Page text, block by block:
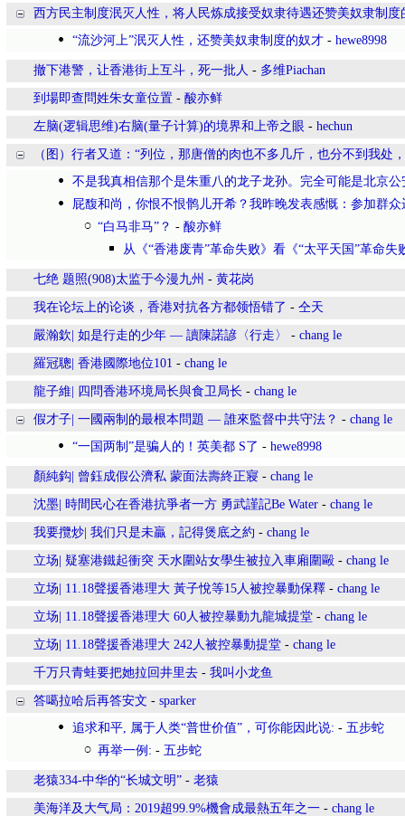
西方民主制度泯灭人性，将人民炼成接受奴隶待遇还赞美奴隶制度
“流沙河上”泯灭人性，还赞美奴隶制度的奴才 - hewe8998
撤下港警，让香港街上互斗，死一批人 - 多维Piachan
到場即查問姓朱女童位置 - 酸亦鲜
左脑(逻辑思维)右脑(量子计算)的境界和上帝之眼 - hechun
（图）行者又道：“列位，那唐僧的肉也不多几斤，也分不到我处，
不是我真相信那个是朱重八的龙子龙孙。完全可能是北京公
屁馥和尚，你恨不恨鹘儿开希？我昨晚发表感慨：参加群众
“白马非马”？ - 酸亦鲜
从《“香港废青”革命失败》看《“太平天国”革命失
七绝 题照(908)太监于今漫九州 - 黄花岗
我在论坛上的论谈，香港对抗各方都领悟错了 - 仝天
嚴瀚欽| 如是行走的少年 — 讀陳諾諺〈行走〉 - chang le
羅冠聰| 香港國際地位101 - chang le
龍子維| 四問香港环境局长與食卫局长 - chang le
假才子| 一國兩制的最根本問題 — 誰來監督中共守法？ - chang le
“一国两制”是骗人的！英美都 S了 - hewe8998
顏純鈎| 曾鈺成假公濟私 蒙面法壽終正寢 - chang le
沈墨| 時間民心在香港抗爭者一方 勇武謹記Be Water - chang le
我要攬炒| 我们只是未贏，記得煲底之約 - chang le
立场| 疑塞港鐵起衝突 天水圍站女學生被拉入車廂圍毆 - chang le
立场| 11.18聲援香港理大 黃子悅等15人被控暴動保釋 - chang le
立场| 11.18聲援香港理大 60人被控暴動九龍城提堂 - chang le
立场| 11.18聲援香港理大 242人被控暴動提堂 - chang le
千万只青蛙要把她拉回井里去 - 我叫小龙鱼
答噶拉哈后再答安文 - sparker
追求和平, 属于人类“普世价值”，可你能因此说: - 五步蛇
再举一例: - 五步蛇
老猿334-中华的“长城文明” - 老猿
美海洋及大气局：2019超99.9%機會成最熱五年之一 - chang le